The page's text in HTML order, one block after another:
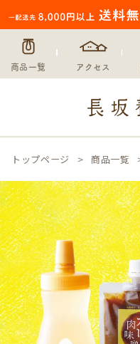
商品一覧 アクセス
トップページ 商品一覧